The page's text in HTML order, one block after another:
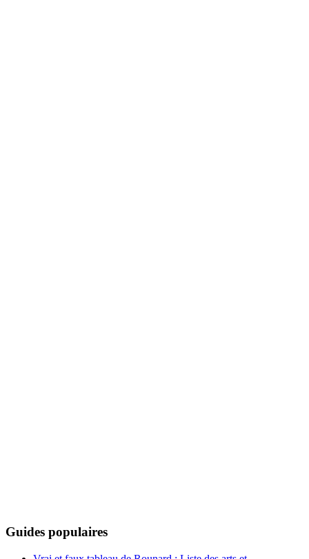
Guides populaires